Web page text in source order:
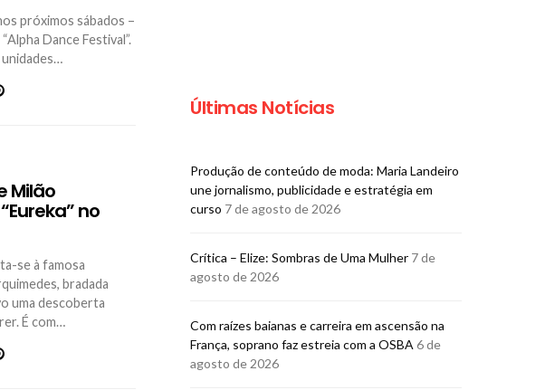
próximos sábados –
Dance Festival”.
Milão
no
se à famosa
bradada
uma descoberta
É com…
Últimas Notícias
Produção de conteúdo de moda: Maria Landeiro
une jornalismo, publicidade e estratégia em
curso 7 de agosto de 2026
Crítica – Elize: Sombras de Uma Mulher 7 de
agosto de 2026
Com raízes baianas e carreira em ascensão na
França, soprano faz estreia com a OSBA 6 de
agosto de 2026